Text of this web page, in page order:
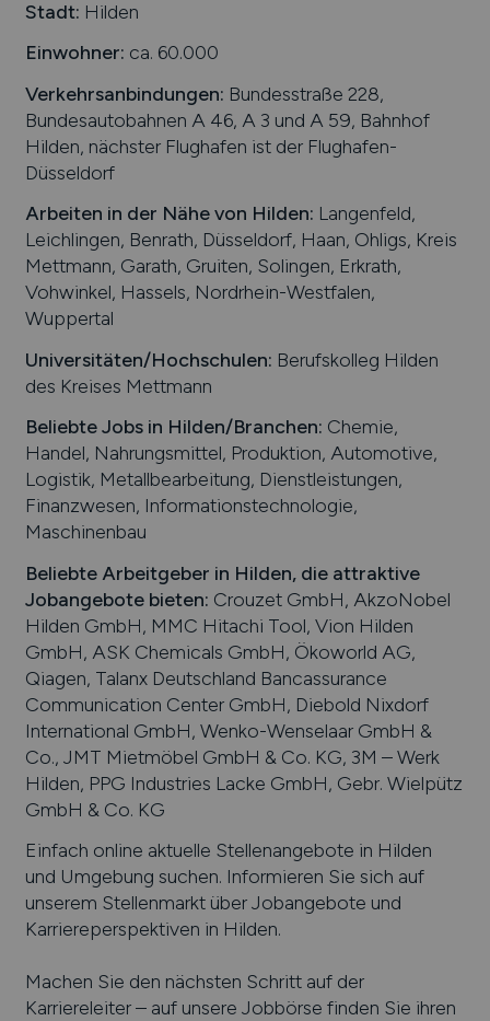
Stadt: Hilden
Einwohner: ca. 60.000
Verkehrsanbindungen: Bundesstraße 228,
Bundesautobahnen A 46, A 3 und A 59, Bahnhof
Hilden, nächster Flughafen ist der Flughafen-
Düsseldorf
Arbeiten in der Nähe von Hilden: Langenfeld,
Leichlingen, Benrath, Düsseldorf, Haan, Ohligs, Kreis
Mettmann, Garath, Gruiten, Solingen, Erkrath,
Vohwinkel, Hassels, Nordrhein-Westfalen,
Wuppertal
Universitäten/Hochschulen: Berufskolleg Hilden
des Kreises Mettmann
Beliebte Jobs in Hilden/Branchen: Chemie,
Handel, Nahrungsmittel, Produktion, Automotive,
Logistik, Metallbearbeitung, Dienstleistungen,
Finanzwesen, Informationstechnologie,
Maschinenbau
Beliebte Arbeitgeber in Hilden, die attraktive
Jobangebote bieten: Crouzet GmbH, AkzoNobel
Hilden GmbH, MMC Hitachi Tool, Vion Hilden
GmbH, ASK Chemicals GmbH, Ökoworld AG,
Qiagen, Talanx Deutschland Bancassurance
Communication Center GmbH, Diebold Nixdorf
International GmbH, Wenko-Wenselaar GmbH &
Co., JMT Mietmöbel GmbH & Co. KG, 3M – Werk
Hilden, PPG Industries Lacke GmbH, Gebr. Wielpütz
GmbH & Co. KG
Einfach online aktuelle Stellenangebote in Hilden
und Umgebung suchen. Informieren Sie sich auf
unserem Stellenmarkt über Jobangebote und
Karriereperspektiven in Hilden.
Machen Sie den nächsten Schritt auf der
Karriereleiter – auf unsere Jobbörse finden Sie ihren